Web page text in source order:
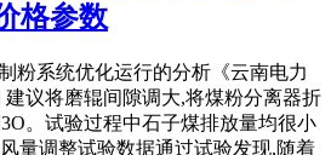
格参数
粉系统优化运行的分析《云南电力
建议将磨辊间隙调大,将煤粉分离器折
。试验过程中石子煤排放量均很小
量调整试验数据通过试验发现,随着